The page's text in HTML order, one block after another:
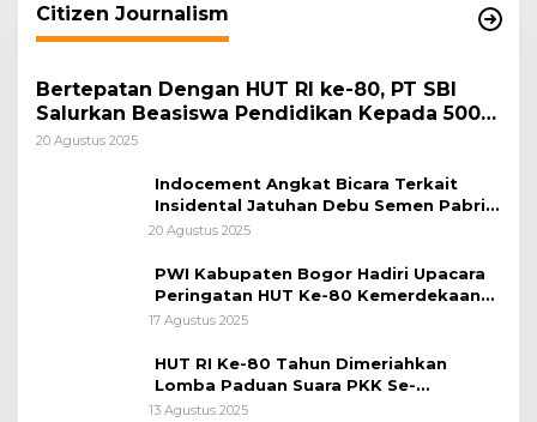
Citizen Journalism
Bertepatan Dengan HUT RI ke-80, PT SBI
Salurkan Beasiswa Pendidikan Kepada 500
Pelajar
20 Agustus 2025
Indocement Angkat Bicara Terkait
Insidental Jatuhan Debu Semen Pabrik
Citeureup
20 Agustus 2025
PWI Kabupaten Bogor Hadiri Upacara
Peringatan HUT Ke-80 Kemerdekaan
RI, di Lapangan Tegar Beriman
17 Agustus 2025
HUT RI Ke-80 Tahun Dimeriahkan
Lomba Paduan Suara PKK Se-
Kabupaten Bogor
13 Agustus 2025